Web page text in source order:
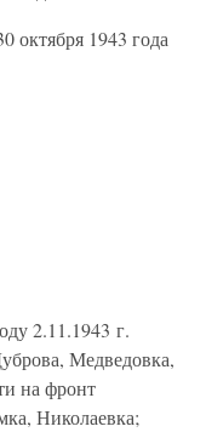
октября 1943 года
2.11.1943 г.
Медведовка,
на фронт
Николаевка;